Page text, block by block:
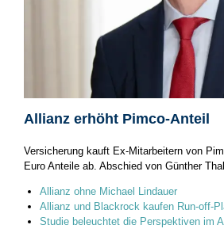
Allianz erhöht Pimco-Anteil
Versicherung kauft Ex-Mitarbeitern von
Euro Anteile ab. Abschied von Günther
Allianz ohne Michael Lindauer
Allianz und Blackrock kaufen Run-off-
Studie beleuchtet die Perspektiven im